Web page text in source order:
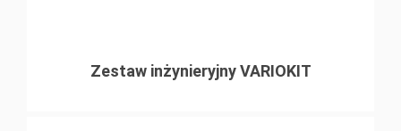
Zestaw inżynieryjny VARIOKIT